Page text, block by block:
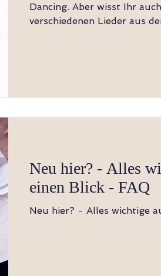
Dancing. Aber wisst Ihr auch, was man auf die
verschiedenen Lieder aus
Neu hier? - Alles
einen Blick - FAQ
Neu hier? - Alles wichtige